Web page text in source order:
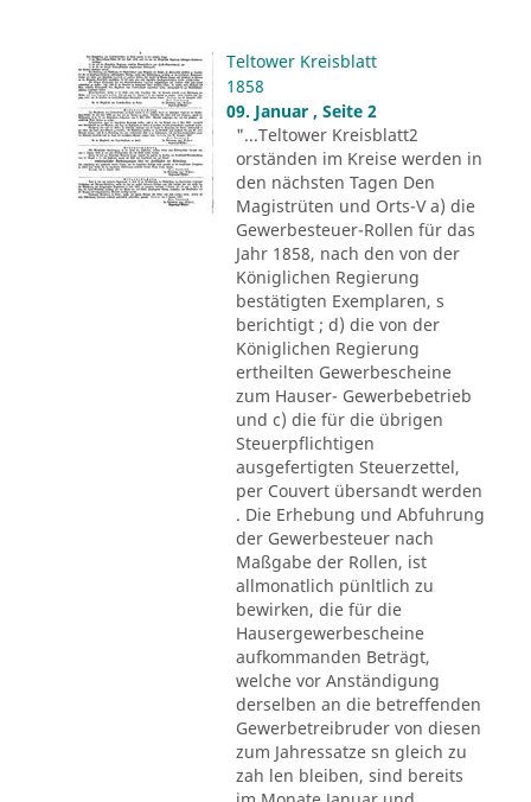
Teltower Kreisblatt
1858
09. Januar , Seite 2
"...Teltower Kreisblatt2
orständen im Kreise werden in
den nächsten Tagen Den
Magistrüten und Orts-V a) die
Gewerbesteuer-Rollen für das
Jahr 1858, nach den von der
Königlichen Regierung
bestätigten Exemplaren, s
berichtigt ; d) die von der
Königlichen Regierung
ertheilten Gewerbescheine
zum Hauser- Gewerbebetrieb
und c) die für die übrigen
Steuerpflichtigen
ausgefertigten Steuerzettel,
per Couvert übersandt werden
. Die Erhebung und Abfuhrung
der Gewerbesteuer nach
Maßgabe der Rollen, ist
allmonatlich pünltlich zu
bewirken, die für die
Hausergewerbescheine
aufkommanden Beträgt,
welche vor Anständigung
derselben an die betreffenden
Gewerbetreibruder von diesen
zum Jahressatze sn gleich zu
zah len bleiben, sind bereits